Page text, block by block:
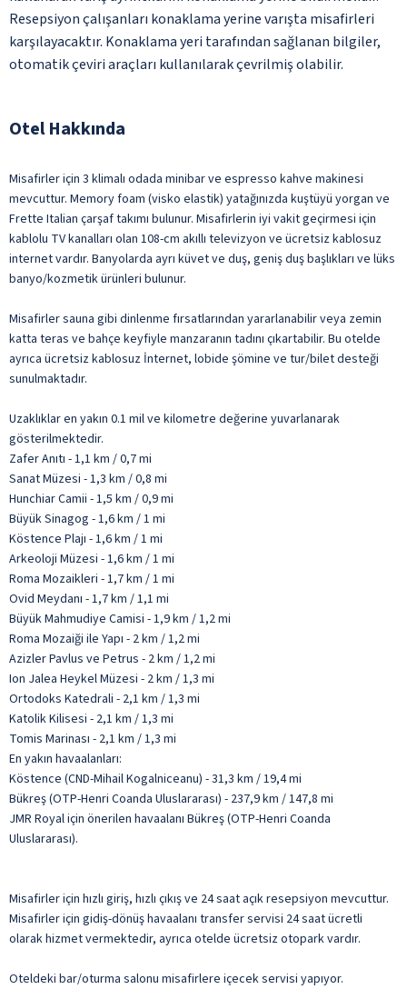
Resepsiyon çalışanları konaklama yerine varışta misafirleri
karşılayacaktır. Konaklama yeri tarafından sağlanan bilgiler,
otomatik çeviri araçları kullanılarak çevrilmiş olabilir.
Otel Hakkında
Misafirler için 3 klimalı odada minibar ve espresso kahve makinesi
mevcuttur. Memory foam (visko elastik) yatağınızda kuştüyü yorgan ve
Frette Italian çarşaf takımı bulunur. Misafirlerin iyi vakit geçirmesi için
kablolu TV kanalları olan 108-cm akıllı televizyon ve ücretsiz kablosuz
internet vardır. Banyolarda ayrı küvet ve duş, geniş duş başlıkları ve lüks
banyo/kozmetik ürünleri bulunur.
Misafirler sauna gibi dinlenme fırsatlarından yararlanabilir veya zemin
katta teras ve bahçe keyfiyle manzaranın tadını çıkartabilir. Bu otelde
ayrıca ücretsiz kablosuz İnternet, lobide şömine ve tur/bilet desteği
sunulmaktadır.
Uzaklıklar en yakın 0.1 mil ve kilometre değerine yuvarlanarak
gösterilmektedir.
Zafer Anıtı - 1,1 km / 0,7 mi
Sanat Müzesi - 1,3 km / 0,8 mi
Hunchiar Camii - 1,5 km / 0,9 mi
Büyük Sinagog - 1,6 km / 1 mi
Köstence Plajı - 1,6 km / 1 mi
Arkeoloji Müzesi - 1,6 km / 1 mi
Roma Mozaikleri - 1,7 km / 1 mi
Ovid Meydanı - 1,7 km / 1,1 mi
Büyük Mahmudiye Camisi - 1,9 km / 1,2 mi
Roma Mozaiği ile Yapı - 2 km / 1,2 mi
Azizler Pavlus ve Petrus - 2 km / 1,2 mi
Ion Jalea Heykel Müzesi - 2 km / 1,3 mi
Ortodoks Katedrali - 2,1 km / 1,3 mi
Katolik Kilisesi - 2,1 km / 1,3 mi
Tomis Marinası - 2,1 km / 1,3 mi
En yakın havaalanları:
Köstence (CND-Mihail Kogalniceanu) - 31,3 km / 19,4 mi
Bükreş (OTP-Henri Coanda Uluslararası) - 237,9 km / 147,8 mi
JMR Royal için önerilen havaalanı Bükreş (OTP-Henri Coanda
Uluslararası).
Misafirler için hızlı giriş, hızlı çıkış ve 24 saat açık resepsiyon mevcuttur.
Misafirler için gidiş-dönüş havaalanı transfer servisi 24 saat ücretli
olarak hizmet vermektedir, ayrıca otelde ücretsiz otopark vardır.
Oteldeki bar/oturma salonu misafirlere içecek servisi yapıyor.